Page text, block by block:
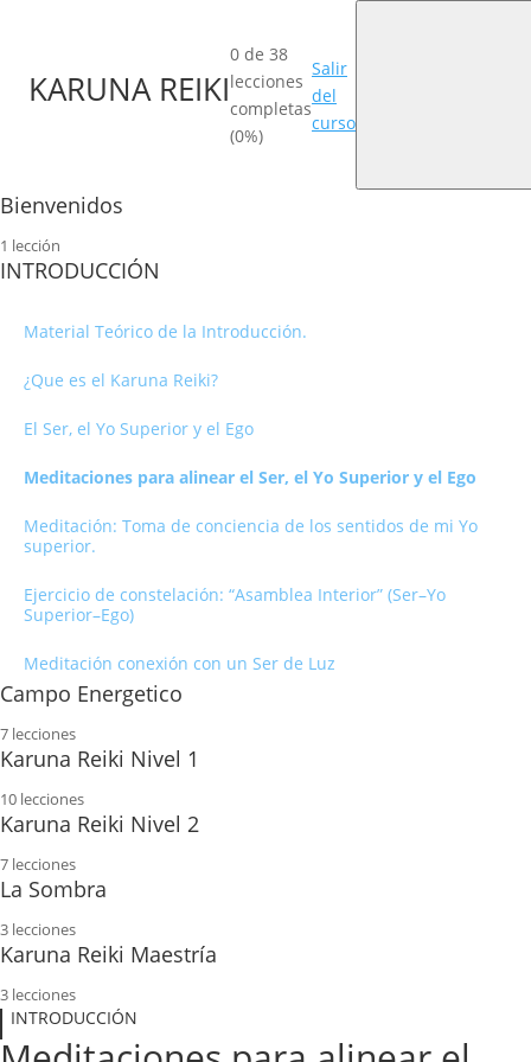
KARUNA REIKI
0 de 38
lecciones
completas
(0%)
Salir
del
curso
Bienvenidos
Bienvenidos a Karuna Reiki
1 lección
INTRODUCCIÓN
Material Teórico de la Introducción.
¿Que es el Karuna Reiki?
El Ser, el Yo Superior y el Ego
Meditaciones para alinear el Ser, el Yo Superior y el Ego
Meditación: Toma de conciencia de los sentidos de mi Yo
superior.
Ejercicio de constelación: “Asamblea Interior” (Ser–Yo
Superior–Ego)
Meditación conexión con un Ser de Luz
Campo Energetico
Aura.
Sistema de Chakras
El sistema de los Tres Tan Tien
Activación del tan tien inferior
Activación del tan tien medio
Activación del tan tien superior
7 lecciones
Karuna Reiki Nivel 1
Material Teórico Karuna Reiki Nivel 1.
El Poder de los Simbolos.
HALU
HARTH
10 lecciones
Karuna Reiki Nivel 2
Material Teórico Karuna Reiki Nivel 2.
Gnosa
Iava
7 lecciones
La Sombra
Material Téorico La Sombra.
Integracion de simbolos
Clase 3 Karuna Reiki
3 lecciones
Karuna Reiki Maestría
Material Teórico Karuna Reiki Maestria.
3 lecciones
INTRODUCCIÓN